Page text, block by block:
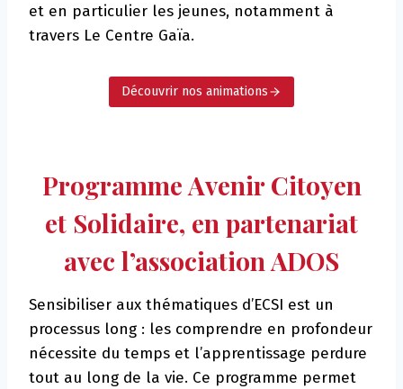
et en particulier les jeunes, notamment à
travers Le Centre Gaïa.
Découvrir nos animations
Programme Avenir Citoyen
et Solidaire, en partenariat
avec l’association ADOS
Sensibiliser aux thématiques d’ECSI est un
processus long : les comprendre en profondeur
nécessite du temps et l’apprentissage perdure
tout au long de la vie. Ce programme permet